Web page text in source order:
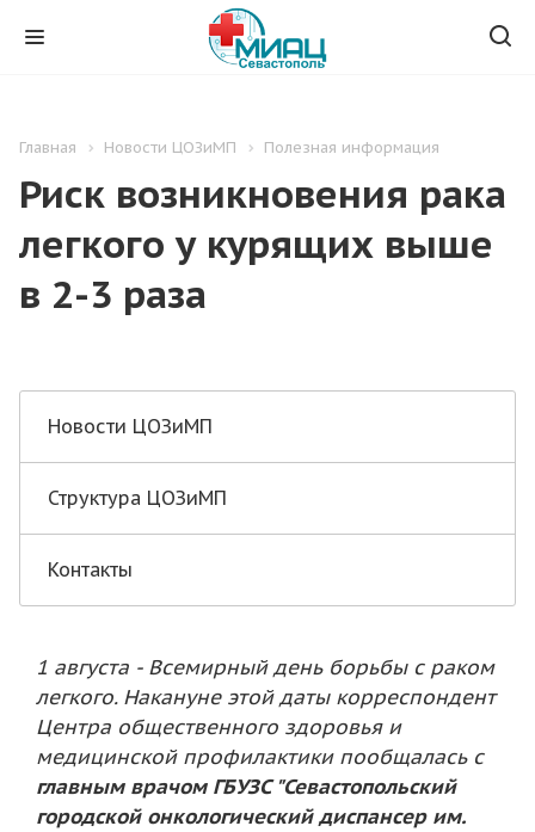
Главная Новости ЦОЗиМП Полезная информация
Риск возникновения рака
легкого у курящих выше
в 2-3 раза
Новости ЦОЗиМП
Структура ЦОЗиМП
Контакты
1 августа - Всемирный день борьбы с раком
легкого. Накануне этой даты корреспондент
Центра общественного здоровья и
медицинской профилактики пообщалась с
главным врачом ГБУЗС "Севастопольский
городской онкологический диспансер им.